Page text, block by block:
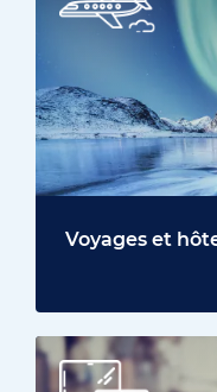
Voyages et